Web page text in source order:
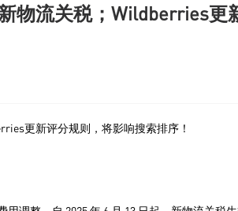
物流关税；Wildberries更